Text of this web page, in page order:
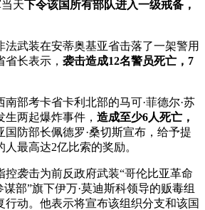
天下令该国所有部队进入一级戒备，
法武装在安蒂奥基亚省击落了一架警用
长表示， 袭击造成12名警员死亡，7
部考卡省卡利北部的马可·菲德尔·苏
两起爆炸事件， 造成至少6人死亡，
国防部长佩德罗·桑切斯宣布，给予提
最高达2亿比索的奖励。
控袭击为前反政府武装“哥伦比亚革命
部”旗下伊万·莫迪斯科领导的贩毒组
行动。他表示将宣布该组织分支和该国